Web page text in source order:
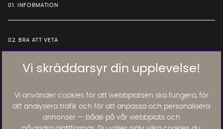
Vi skräddarsyr din upplevelse!
Vi använder cookies för att webbplatsen ska fungera, för
att analysera trafik och för att anpassa och personalisera
annonser — både på vår webbplats och
01. INFORMATION
02. BRA ATT VETA
Läs och lämna kundomdömen: